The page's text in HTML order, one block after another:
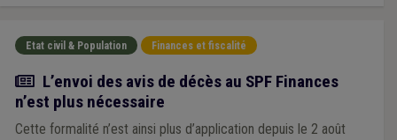
Etat civil & Population Finances et fiscalité
Actualité
L’envoi des avis de décès au SPF Finances
n’est plus nécessaire
Cette formalité n’est ainsi plus d’application depuis le 2 août